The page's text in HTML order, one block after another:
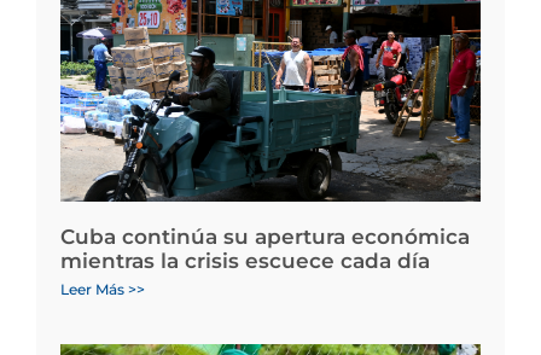
Cuba continúa su apertura económica
mientras la crisis escuece cada día
Leer Más >>